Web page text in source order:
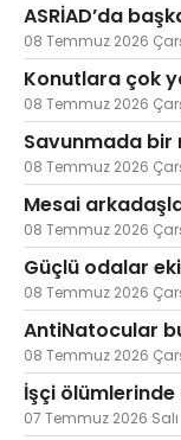
ASRİAD’da
08 Temmuz 2026
Konutlara çok
08 Temmuz 2026
Savunmada bir
08 Temmuz 2026
Mesai
08 Temmuz 2026
Güçlü odalar
08 Temmuz 2026
AntiNatocular
08 Temmuz 2026
İşçi
07 Temmuz 2026 Salı